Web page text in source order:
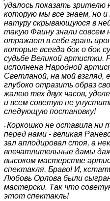
удалось показать зрителю
которую мы все знаем, но
натуру скрывающуюся в
такую Фаину знали
отражает в себе грань
которые всегда бок о бок
судьбе Великой артистки.
исполнена Народной
Светланой, на мой взгляд,
глубоко отразить образ
жалею тех двух часов,
и всем советую не
следующую постановку!
- Коркошко не оставила ни
перед нами - великая
зал аплодировал стоя, а
впечатлительные дамы
высоком мастерстве
спектакля. Браво! И,
Любовь Орлова были
мастерски. Так что
этот спектакль!